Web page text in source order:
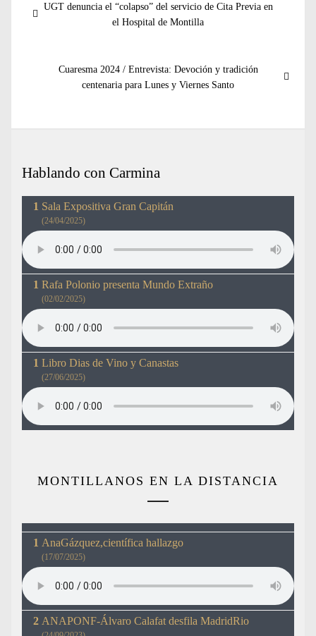
de
Entrada
UGT denuncia el “colapso” del servicio de Cita Previa en
el Hospital de Montilla
Entrada
siguiente:
Cuaresma 2024 / Entrevista: Devoción y tradición
centenaria para Lunes y Viernes Santo
Hablando con Carmina
Sala Expositiva Gran Capitán
(24/04/2025)
Rafa Polonio presenta Mundo Extraño
(02/02/2025)
Libro Dias de Vino y Canastas
(27/06/2025)
MONTILLANOS EN LA DISTANCIA
AnaGázquez,científica hallazgo
(17/07/2025)
ANAPONF-Álvaro Calafat desfila MadridRio